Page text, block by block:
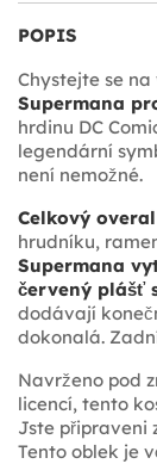
POPIS
Chystejte se
Supermana
hrdinu DC
legendární
není nemožné.
Celkový overal
hrudníku,
Supermana
červený plášť
dodávají
dokonalá.
Navrženo pod
licencí, tento
Jste připraveni
Tento oblek je